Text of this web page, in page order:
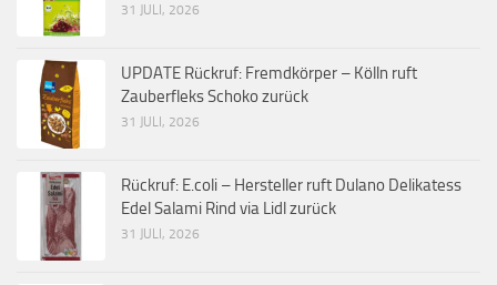
31 JULI, 2026
UPDATE Rückruf: Fremdkörper – Kölln ruft
Zauberfleks Schoko zurück
31 JULI, 2026
Rückruf: E.coli – Hersteller ruft Dulano Delikatess
Edel Salami Rind via Lidl zurück
31 JULI, 2026